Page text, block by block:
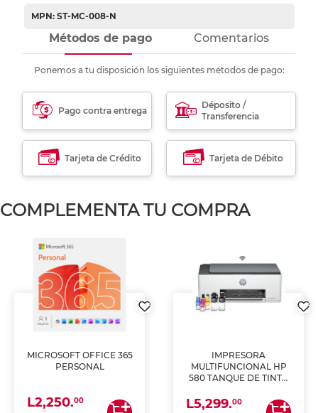
MPN: ST-MC-008-N
Métodos de pago Comentarios
Ponemos a tu disposición los siguientes métodos de pago:
Pago contra entrega
Déposito /
Transferencia
Tarjeta de Crédito Tarjeta de Débito
COMPLEMENTA TU COMPRA
MICROSOFT OFFICE 365
PERSONAL
L2,250.00
IMPRESORA
MULTIFUNCIONAL HP
580 TANQUE DE TINTA
ESCANEA)
L5,299.00